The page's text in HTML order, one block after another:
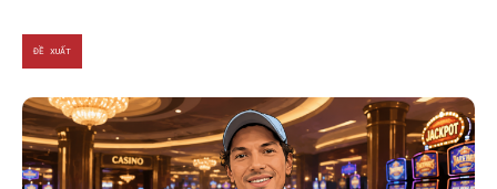
ĐỀ XUẤT